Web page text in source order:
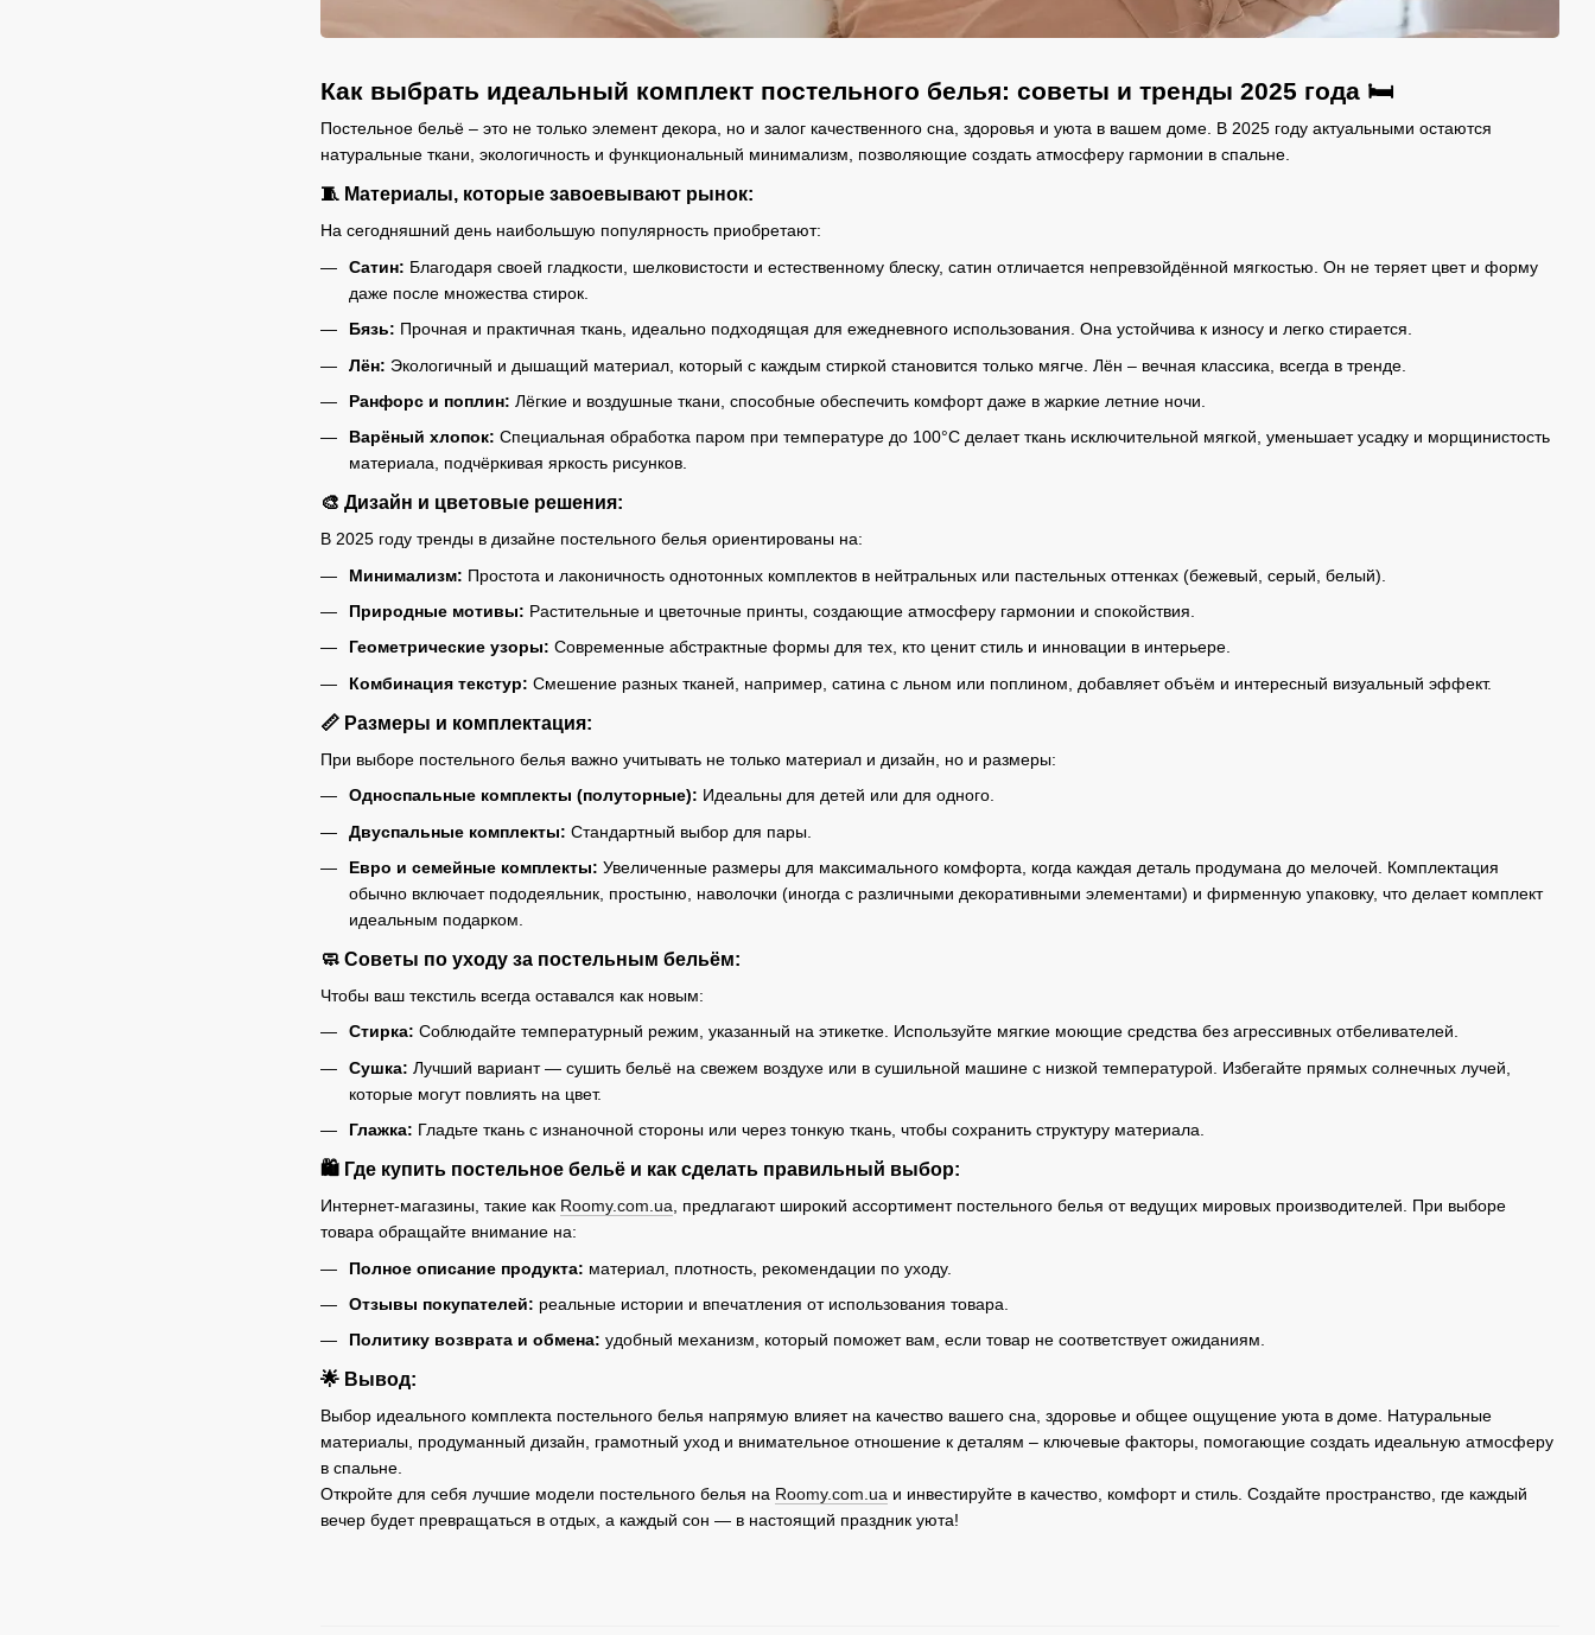
Как выбрать идеальный комплект постельного белья: советы и тренды 2025 года 🛏️
Постельное бельё – это не только элемент декора, но и залог качественного сна, здоровья и уюта в вашем доме. В 2025 году актуальными остаются
натуральные ткани, экологичность и функциональный минимализм, позволяющие создать атмосферу гармонии в спальне.
🧵 Материалы, которые завоевывают рынок:
На сегодняшний день наибольшую популярность приобретают:
Сатин: Благодаря своей гладкости, шелковистости и естественному блеску, сатин отличается непревзойдённой мягкостью. Он не теряет цвет и форму
даже после множества стирок.
Бязь: Прочная и практичная ткань, идеально подходящая для ежедневного использования. Она устойчива к износу и легко стирается.
Лён: Экологичный и дышащий материал, который с каждым стиркой становится только мягче. Лён – вечная классика, всегда в тренде.
Ранфорс и поплин: Лёгкие и воздушные ткани, способные обеспечить комфорт даже в жаркие летние ночи.
Варёный хлопок: Специальная обработка паром при температуре до 100°C делает ткань исключительной мягкой, уменьшает усадку и морщинистость
материала, подчёркивая яркость рисунков.
🎨 Дизайн и цветовые решения:
В 2025 году тренды в дизайне постельного белья ориентированы на:
Минимализм: Простота и лаконичность однотонных комплектов в нейтральных или пастельных оттенках (бежевый, серый, белый).
Природные мотивы: Растительные и цветочные принты, создающие атмосферу гармонии и спокойствия.
Геометрические узоры: Современные абстрактные формы для тех, кто ценит стиль и инновации в интерьере.
Комбинация текстур: Смешение разных тканей, например, сатина с льном или поплином, добавляет объём и интересный визуальный эффект.
📏 Размеры и комплектация:
При выборе постельного белья важно учитывать не только материал и дизайн, но и размеры:
Односпальные комплекты (полуторные): Идеальны для детей или для одного.
Двуспальные комплекты: Стандартный выбор для пары.
Евро и семейные комплекты: Увеличенные размеры для максимального комфорта, когда каждая деталь продумана до мелочей. Комплектация
обычно включает пододеяльник, простыню, наволочки (иногда с различными декоративными элементами) и фирменную упаковку, что делает комплект
идеальным подарком.
🧼 Советы по уходу за постельным бельём:
Чтобы ваш текстиль всегда оставался как новым:
Стирка: Соблюдайте температурный режим, указанный на этикетке. Используйте мягкие моющие средства без агрессивных отбеливателей.
Сушка: Лучший вариант — сушить бельё на свежем воздухе или в сушильной машине с низкой температурой. Избегайте прямых солнечных лучей,
которые могут повлиять на цвет.
Глажка: Гладьте ткань с изнаночной стороны или через тонкую ткань, чтобы сохранить структуру материала.
🛍️ Где купить постельное бельё и как сделать правильный выбор:
Интернет-магазины, такие как Roomy.com.ua , предлагают широкий ассортимент постельного белья от ведущих мировых производителей. При выборе
товара обращайте внимание на:
Полное описание продукта: материал, плотность, рекомендации по уходу.
Отзывы покупателей: реальные истории и впечатления от использования товара.
Политику возврата и обмена: удобный механизм, который поможет вам, если товар не соответствует ожиданиям.
🌟 Вывод:
Выбор идеального комплекта постельного белья напрямую влияет на качество вашего сна, здоровье и общее ощущение уюта в доме. Натуральные
материалы, продуманный дизайн, грамотный уход и внимательное отношение к деталям – ключевые факторы, помогающие создать идеальную атмосферу
в спальне.
Откройте для себя лучшие модели постельного белья на Roomy.com.ua и инвестируйте в качество, комфорт и стиль. Создайте пространство, где каждый
вечер будет превращаться в отдых, а каждый сон — в настоящий праздник уюта!